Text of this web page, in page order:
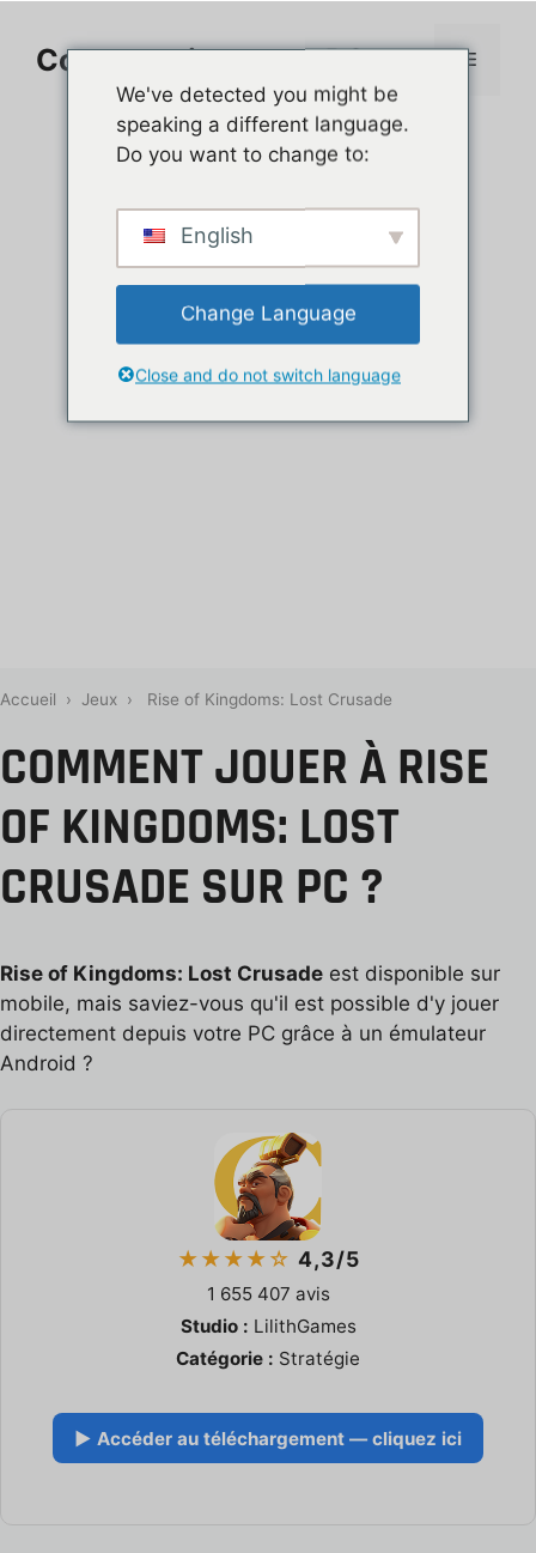
contenuComment jouer sur PC Menu
Accueil › Jeux › Rise of Kingdoms: Lost Crusade
COMMENT JOUER À RISE
OF KINGDOMS: LOST
CRUSADE SUR PC ?
Rise of Kingdoms: Lost Crusade est disponible sur
mobile, mais saviez-vous qu'il est possible d'y jouer
directement depuis votre PC grâce à un émulateur
Android ?
★★★★☆ 4,3/5
1 655 407 avis
Studio : LilithGames
Catégorie : Stratégie
▶ Accéder au téléchargement — cliquez ici
We've detected you might be
speaking a different language.
Do you want to change to:
English
Change Language
Close and do not switch language